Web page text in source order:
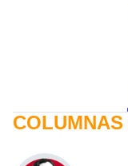
COLUMNAS